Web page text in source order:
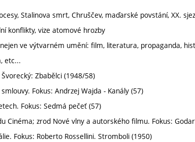
Stalinova smrt, Chruščev, maďarské povstání, XX.
konflikty, vize atomové hrozby
ve výtvarném umění: film, literatura, propaganda,
etc...
Zbabělci (1948/58)
Fokus: Andrzej Wajda - Kanály (57)
Fokus: Sedmá pečeť (57)
Cinéma; zrod Nové vlny a autorského filmu. Fokus:
Fokus: Roberto Rossellini. Stromboli (1950)